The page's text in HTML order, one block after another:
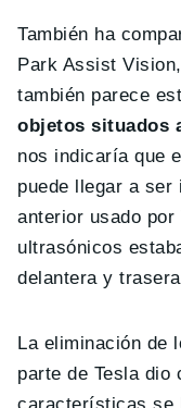
También ha
Park Assist
también parece
objetos situados
nos indicaría que
puede llegar a
anterior usado por
ultrasónicos
delantera y
La eliminación de
parte de Tesla dio